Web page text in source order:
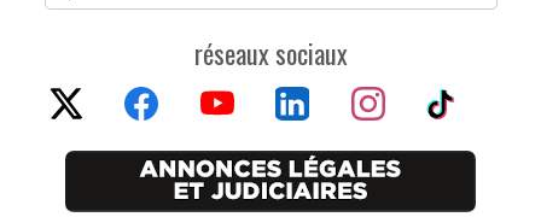
réseaux sociaux